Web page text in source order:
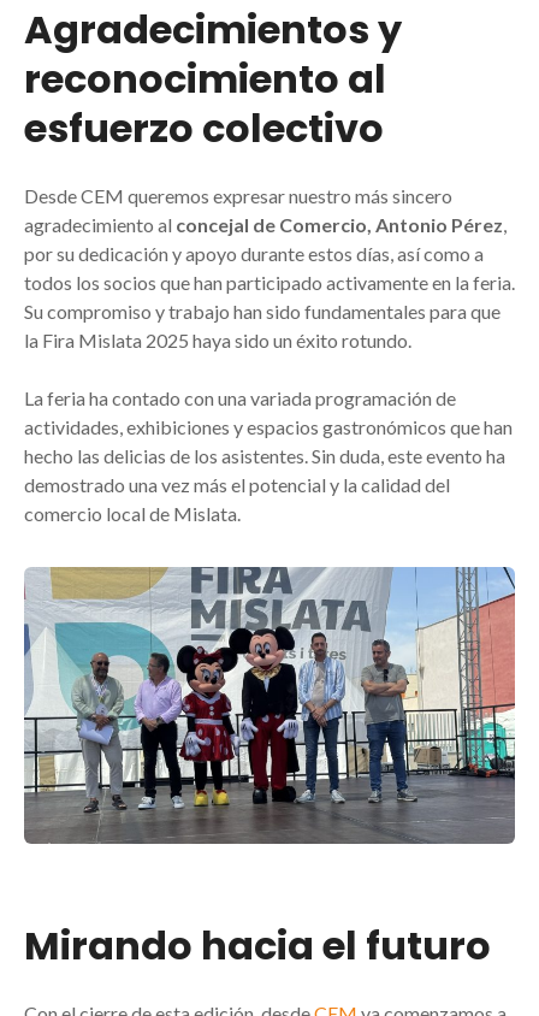
Agradecimientos y
reconocimiento al
esfuerzo colectivo
Desde CEM queremos expresar nuestro más sincero
agradecimiento al concejal de Comercio, Antonio Pérez,
por su dedicación y apoyo durante estos días, así como a
todos los socios que han participado activamente en la feria.
Su compromiso y trabajo han sido fundamentales para que
la Fira Mislata 2025 haya sido un éxito rotundo.
La feria ha contado con una variada programación de
actividades, exhibiciones y espacios gastronómicos que han
hecho las delicias de los asistentes. Sin duda, este evento ha
demostrado una vez más el potencial y la calidad del
comercio local de Mislata.
Mirando hacia el futuro